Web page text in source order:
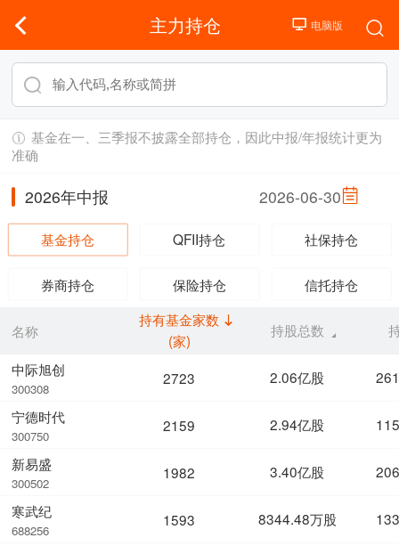
主力持仓
基金在一、三季报不披露全部持仓，因此中报/年报统计更为
准确
2026年中报 2026-06-30
基金持仓 QFII持仓 社保持仓
券商持仓 保险持仓 信托持仓
名称
中际旭创
300308
宁德时代
300750
新易盛
300502
寒武纪
688256
持有基金家数
(家)
持股总数
2723 2.06亿股
2159 2.94亿股
1982 3.40亿股
1593 8344.48万股